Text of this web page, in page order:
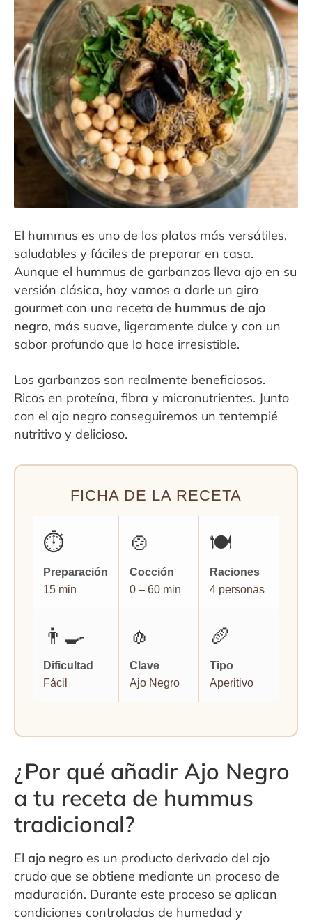
Contacto
Sala de Prensa
menú
hijo
El hummus es uno de los platos más versátiles,
saludables y fáciles de preparar en casa.
Aunque el hummus de garbanzos lleva ajo en su
versión clásica, hoy vamos a darle un giro
gourmet con una receta de hummus de ajo
negro, más suave, ligeramente dulce y con un
sabor profundo que lo hace irresistible.
Los garbanzos son realmente beneficiosos.
Ricos en proteína, fibra y micronutrientes. Junto
con el ajo negro conseguiremos un tentempié
nutritivo y delicioso.
FICHA DE LA RECETA
⏱️
Preparación
15 min
🍲
Cocción
0 – 60 min
🍽️
Raciones
4 personas
👨‍🍳
Dificultad
Fácil
🧄
Clave
Ajo Negro
🥖
Tipo
Aperitivo
¿Por qué añadir Ajo Negro
a tu receta de hummus
tradicional?
El ajo negro es un producto derivado del ajo
crudo que se obtiene mediante un proceso de
maduración. Durante este proceso se aplican
condiciones controladas de humedad y